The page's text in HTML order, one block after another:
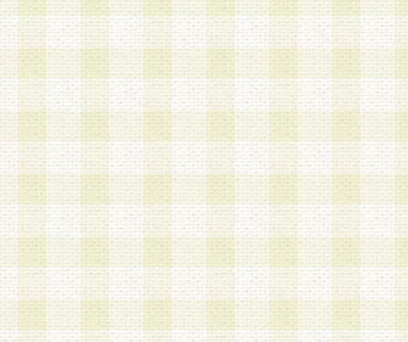
c.モバイルリサーチ、またはグループ形式による
実施もしくは運営
d.その他これらに付随する業務
4.会員は、住所、電話番号その他の登録情報につ
合は、速やかに当社所定の変更手続きを行うもの
5.当社は、必要と認めた場合、会員に対して、電
手段により登録情報の対象者が会員登録者本人で
の内容が正確であること、アンケートの回答内容
うことができるものとます。
6.会員は、会員登録後当社が定期的に行う登録情
して、当社指定の期間内に更新手続きを行うもの
該期間内に更新手続きを行わない場合、その時点
発行したポイントは失効されるものとします。